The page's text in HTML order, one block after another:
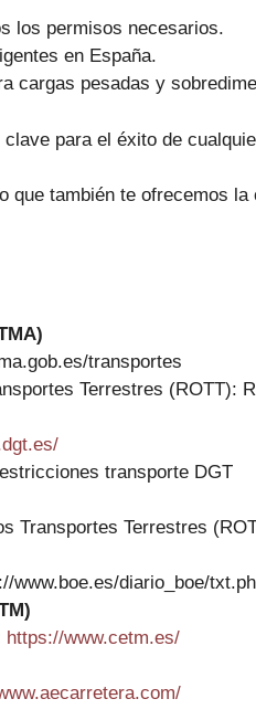
los permisos necesarios.
en España.
cargas pesadas y
para el éxito de
también te ofrecemos
transportes
Terrestres (ROTT):
transporte DGT
Transportes Terrestres
diario_boe/
https://www.cetm.es/